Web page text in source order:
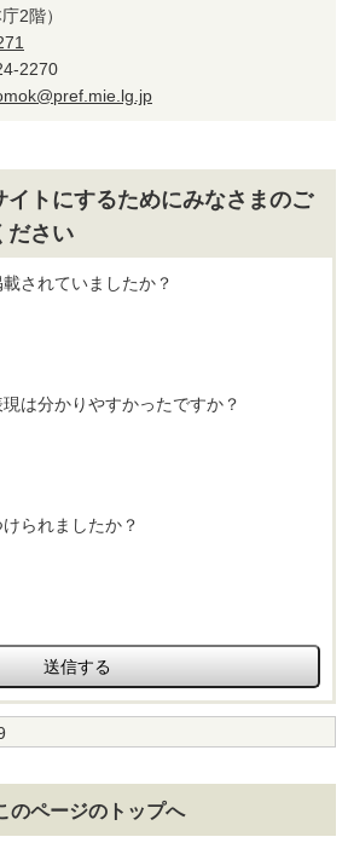
2階）
2270
イトにするためにみなさまのご
ださい
されていましたか？
は分かりやすかったですか？
られましたか？
のページのトップへ